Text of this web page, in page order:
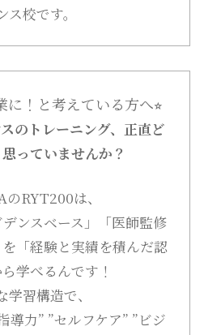
ス校です。
に！と考えている方へ⭐︎
のトレーニング、正直ど
っていませんか？
RYT200は、
デンスベース」「医師監修
「経験と実績を積んだ認
学べるんです！
学習構造で、
導力” ”セルフケア” ”ビジ